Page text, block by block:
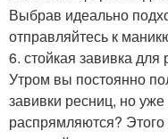
Выбрав идеально
отправляйтесь к
6. стойкая завивка для
Утром вы постоянно
завивки ресниц, но
распрямляются?